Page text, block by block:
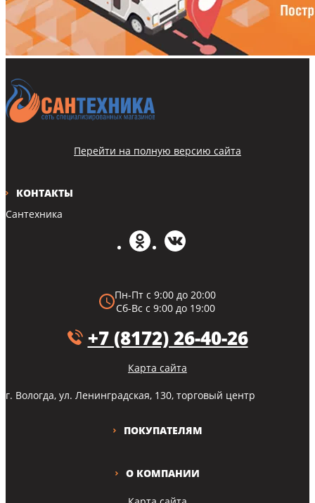
О КОМПАНИИ
ПОКУПАТЕЛЯМ
КОНТАКТЫ
Сантехника
Пн-Пт с 9:00 до 20:00
Сб-Вс с 9:00 до 19:00
+7 (8172) 26-40-26
Карта сайта
г. Вологда, ул. Ленинградская, 130, торговый центр
Перейти на полную версию сайта